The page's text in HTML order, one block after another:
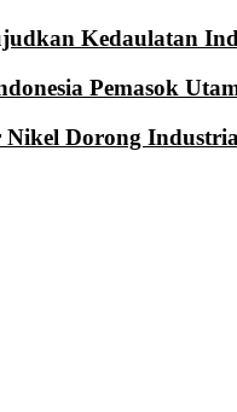
Kedaulatan
Pemasok
Nikel Dorong